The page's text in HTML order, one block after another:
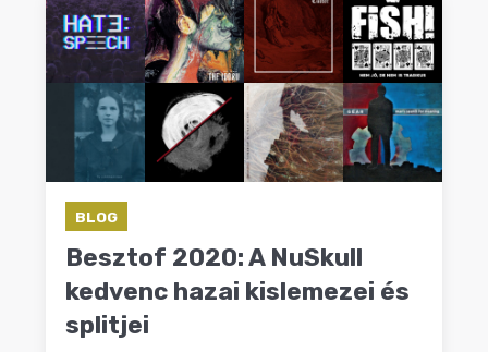
BLOG
Besztof 2020: A NuSkull
kedvenc hazai kislemezei és
splitjei